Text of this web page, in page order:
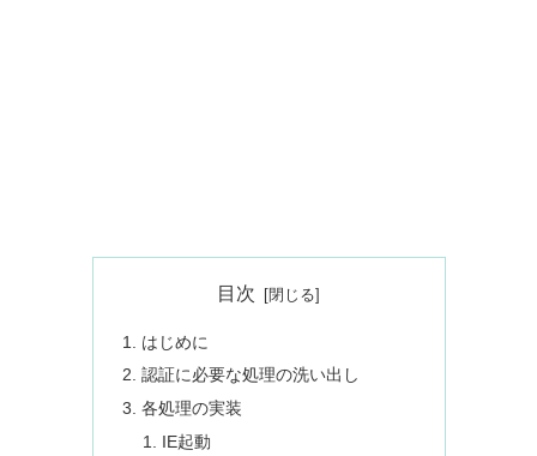
目次
はじめに
認証に必要な処理の洗い出し
各処理の実装
IE起動